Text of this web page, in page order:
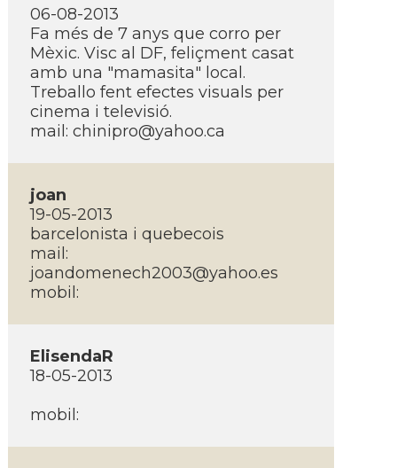
06-08-2013
Fa més de 7 anys que corro per
Mèxic. Visc al DF, feliçment casat
amb una "mamasita" local.
Treballo fent efectes visuals per
cinema i televisió.
mail: chinipro@yahoo.ca
joan
19-05-2013
barcelonista i quebecois
mail:
joandomenech2003@yahoo.es
mobil:
ElisendaR
18-05-2013
mobil: